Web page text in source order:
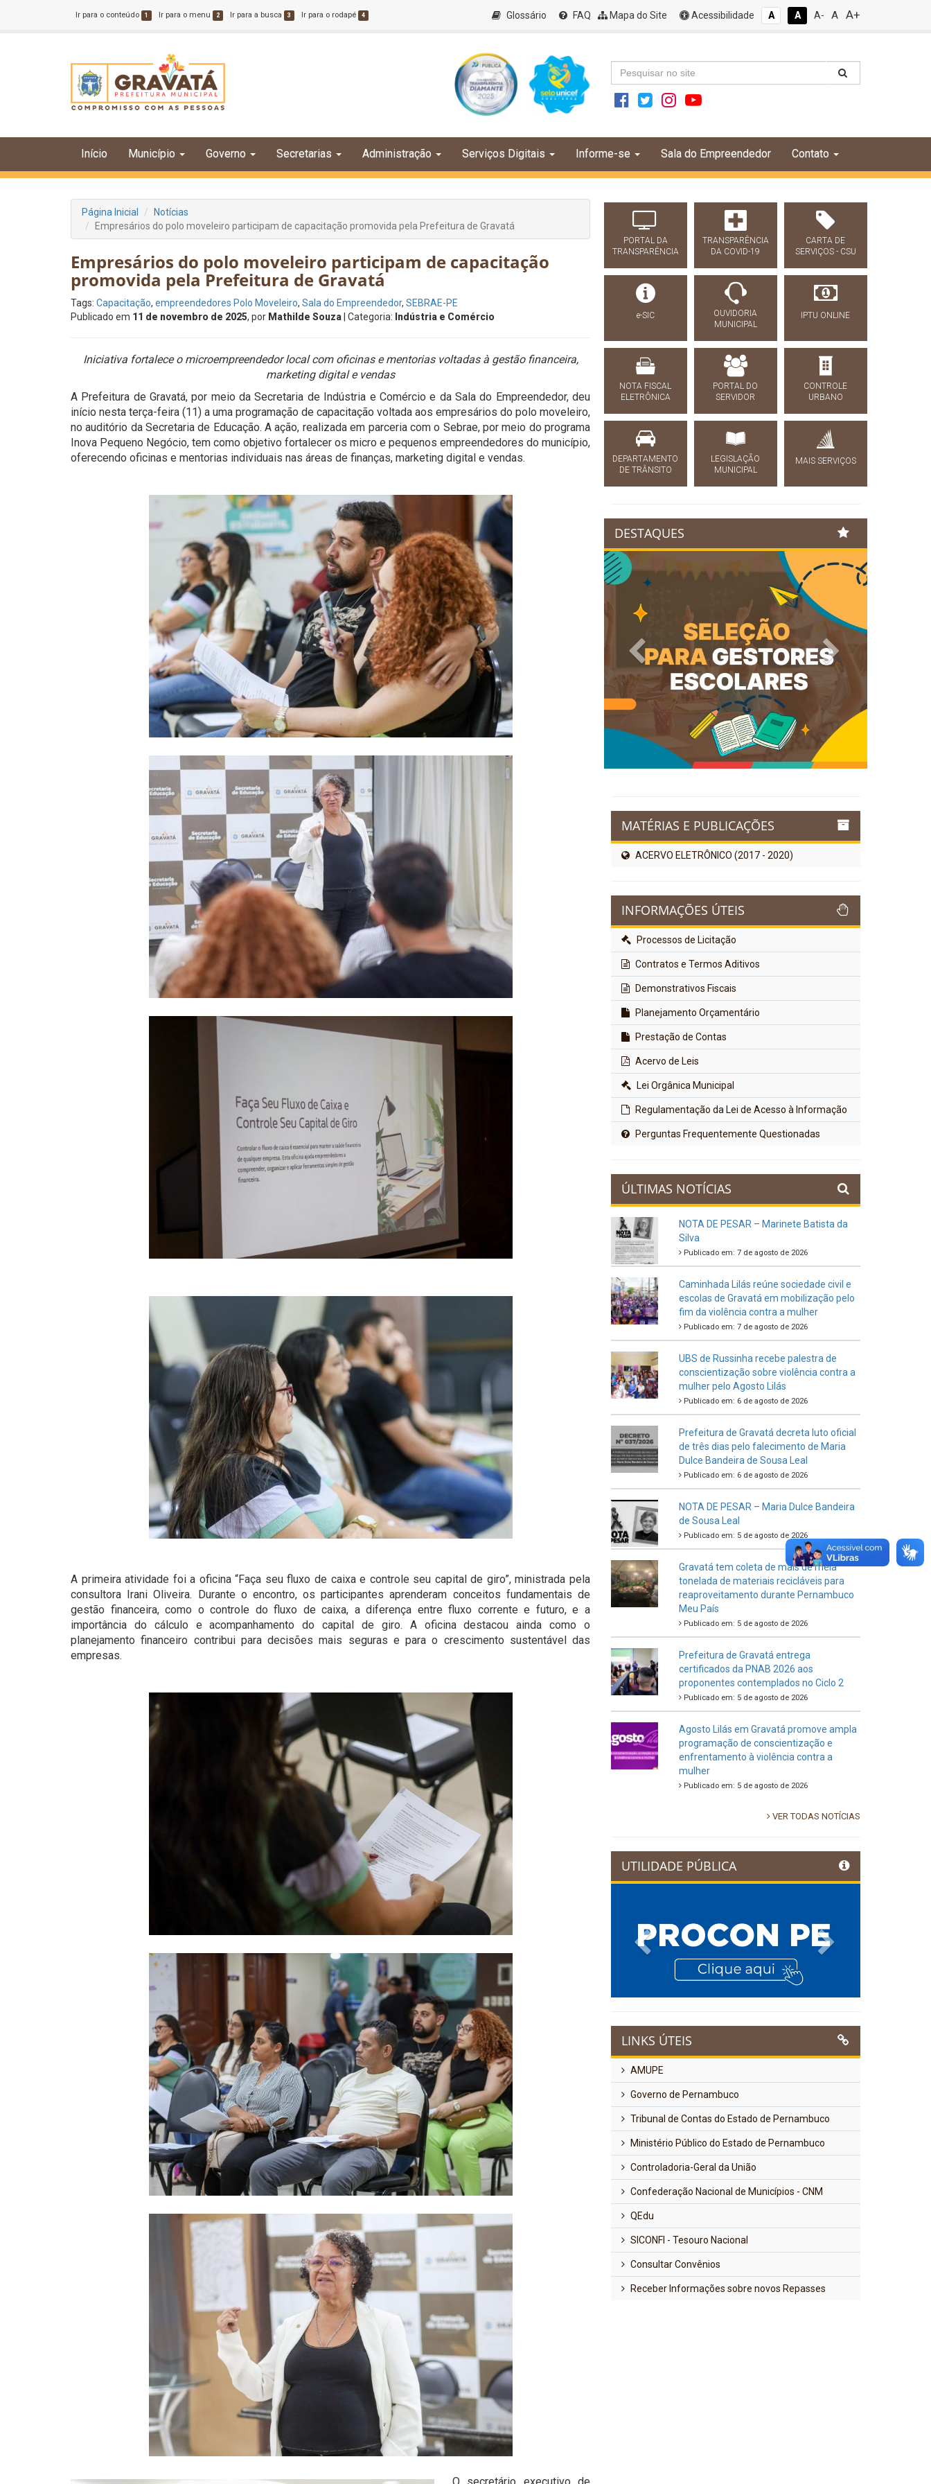
Ir para o conteúdo 1 Ir para o menu 2 Ir para a busca 3 Ir para o rodapé 4 Glossário FAQ Mapa do Site Acessibilidade A A A- A A+
Início Município Governo Secretarias Administração Serviços Digitais Informe-se Sala do Empreendedor Contato
Página Inicial
Notícias
Empresários do polo moveleiro participam de capacitação promovida pela Prefeitura de Gravatá
Empresários do polo moveleiro participam de capacitação
promovida pela Prefeitura de Gravatá
Tags: Capacitação, empreendedores Polo Moveleiro, Sala do Empreendedor, SEBRAE-PE
Publicado em 11 de novembro de 2025, por Mathilde Souza | Categoria: Indústria e Comércio
Iniciativa fortalece o microempreendedor local com oficinas e mentorias voltadas à gestão financeira,
marketing digital e vendas
A Prefeitura de Gravatá, por meio da Secretaria de Indústria e Comércio e da Sala do Empreendedor, deu
início nesta terça-feira (11) a uma programação de capacitação voltada aos empresários do polo moveleiro,
no auditório da Secretaria de Educação. A ação, realizada em parceria com o Sebrae, por meio do programa
Inova Pequeno Negócio, tem como objetivo fortalecer os micro e pequenos empreendedores do município,
oferecendo oficinas e mentorias individuais nas áreas de finanças, marketing digital e vendas.
A primeira atividade foi a oficina “Faça seu fluxo de caixa e controle seu capital de giro”, ministrada pela
consultora Irani Oliveira. Durante o encontro, os participantes aprenderam conceitos fundamentais de
gestão financeira, como o controle do fluxo de caixa, a diferença entre fluxo corrente e futuro, e a
importância do cálculo e acompanhamento do capital de giro. A oficina destacou ainda como o
planejamento financeiro contribui para decisões mais seguras e para o crescimento sustentável das
empresas.
PORTAL DA
TRANSPARÊNCIA
TRANSPARÊNCIA
DA COVID-19
CARTA DE
SERVIÇOS - CSU
e-SIC
OUVIDORIA
MUNICIPAL
IPTU ONLINE
NOTA FISCAL
ELETRÔNICA
PORTAL DO
SERVIDOR
CONTROLE
URBANO
DEPARTAMENTO
DE TRÂNSITO
LEGISLAÇÃO
MUNICIPAL
MAIS SERVIÇOS
DESTAQUES
Previous Next
MATÉRIAS E PUBLICAÇÕES
ACERVO ELETRÔNICO (2017 - 2020)
INFORMAÇÕES ÚTEIS
Processos de Licitação
Contratos e Termos Aditivos
Demonstrativos Fiscais
Planejamento Orçamentário
Prestação de Contas
Acervo de Leis
Lei Orgânica Municipal
Regulamentação da Lei de Acesso à Informação
Perguntas Frequentemente Questionadas
ÚLTIMAS NOTÍCIAS
NOTA DE PESAR – Marinete Batista da
Silva
Publicado em: 7 de agosto de 2026
Caminhada Lilás reúne sociedade civil e
escolas de Gravatá em mobilização pelo
fim da violência contra a mulher
Publicado em: 7 de agosto de 2026
UBS de Russinha recebe palestra de
conscientização sobre violência contra a
mulher pelo Agosto Lilás
Publicado em: 6 de agosto de 2026
Prefeitura de Gravatá decreta luto oficial
de três dias pelo falecimento de Maria
Dulce Bandeira de Sousa Leal
Publicado em: 6 de agosto de 2026
NOTA DE PESAR – Maria Dulce Bandeira
de Sousa Leal
Publicado em: 5 de agosto de 2026
Gravatá tem coleta de mais de meia
tonelada de materiais recicláveis para
reaproveitamento durante Pernambuco
Meu País
Publicado em: 5 de agosto de 2026
Prefeitura de Gravatá entrega
certificados da PNAB 2026 aos
proponentes contemplados no Ciclo 2
Publicado em: 5 de agosto de 2026
Agosto Lilás em Gravatá promove ampla
programação de conscientização e
enfrentamento à violência contra a
mulher
Publicado em: 5 de agosto de 2026
VER TODAS NOTÍCIAS
UTILIDADE PÚBLICA
Previous
LINKS ÚTEIS
AMUPE
Governo de Pernambuco
Tribunal de Contas do Estado de Pernambuco
Ministério Público do Estado de Pernambuco
Controladoria-Geral da União
Confederação Nacional de Municípios - CNM
QEdu
SICONFI - Tesouro Nacional
Consultar Convênios
Receber Informações sobre novos Repasses